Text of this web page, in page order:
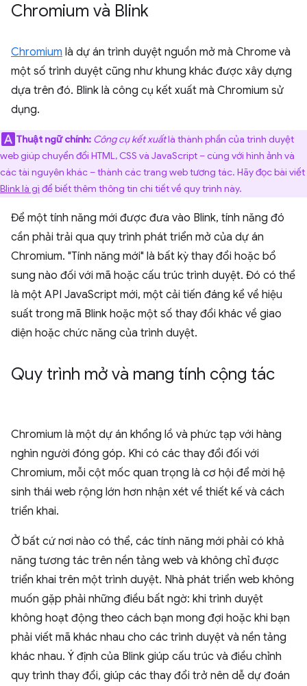
Chromium và Blink
Chromium là dự án trình duyệt nguồn mở mà Chrome và
một số trình duyệt cũng như khung khác được xây dựng
dựa trên đó. Blink là công cụ kết xuất mà Chromium sử
dụng.
Thuật ngữ chính: Công cụ kết xuấtlà thành phần của trình duyệt
web giúp chuyển đổi HTML, CSS và JavaScript – cùng với hình ảnh và
các tài nguyên khác – thành các trang web tương tác. Hãy đọc bài viết
Blink là gì để biết thêm thông tin chi tiết về quy trình này.
Để một tính năng mới được đưa vào Blink, tính năng đó
cần phải trải qua quy trình phát triển mở của dự án
Chromium. "Tính năng mới" là bất kỳ thay đổi hoặc bổ
sung nào đối với mã hoặc cấu trúc trình duyệt. Đó có thể
là một API JavaScript mới, một cải tiến đáng kể về hiệu
suất trong mã Blink hoặc một số thay đổi khác về giao
diện hoặc chức năng của trình duyệt.
Quy trình mở và mang tính cộng tác
Chromium là một dự án khổng lồ và phức tạp với hàng
nghìn người đóng góp. Khi có các thay đổi đối với
Chromium, mỗi cột mốc quan trọng là cơ hội để mời hệ
sinh thái web rộng lớn hơn nhận xét về thiết kế và cách
triển khai.
Ở bất cứ nơi nào có thể, các tính năng mới phải có khả
năng tương tác trên nền tảng web và không chỉ được
triển khai trên một trình duyệt. Nhà phát triển web không
muốn gặp phải những điều bất ngờ: khi trình duyệt
không hoạt động theo cách bạn mong đợi hoặc khi bạn
phải viết mã khác nhau cho các trình duyệt và nền tảng
khác nhau. Ý định của Blink giúp cấu trúc và điều chỉnh
quy trình thay đổi, giúp các thay đổi trở nên dễ dự đoán